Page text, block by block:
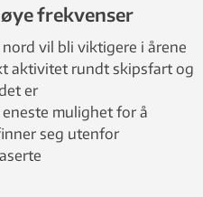
frekvenser
vil bli viktigere i årene
aktivitet rundt skipsfart og
er
mulighet for å
seg utenfor